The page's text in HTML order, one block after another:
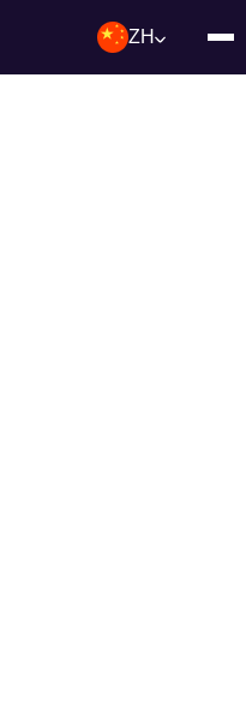
ZH